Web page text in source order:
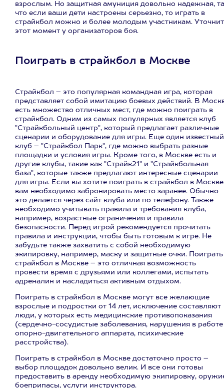
взрослым. Но защитная амуниция довольно надежная,
что если ваши дети настроены серьезно, то играть в
страйкбол можно и более молодым участникам.
этот момент у организаторов боя.
Поиграть в страйкбол в Москве
Страйкбол – это популярная командная игра, которая
представляет собой имитацию боевых действий. В
есть множество отличных мест, где можно поиграть в
страйкбол. Одним из самых популярных является клуб
"Страйкбольный центр", который предлагает различные
сценарии и оборудование для игры. Еще один известный
клуб – "Страйкбол Парк", где можно выбрать разные
площадки и условия игры. Кроме того, в Москве есть и
другие клубы, такие как "Страйк21" и "Страйкбольная
база", которые также предлагают интересные сценарии
для игры. Если вы хотите поиграть в страйкбол в
вам необходимо забронировать место заранее. Обычно
это делается через сайт клуба или по телефону. Также
необходимо учитывать правила и требования клуба,
например, возрастные ограничения и правила
безопасности. Перед игрой рекомендуется прочитать
правила и инструкции, чтобы быть готовым к игре. Не
забудьте также захватить с собой необходимую
экипировку, например, маску и защитные очки. Поиграть
страйкбол в Москве – это отличная возможность
провести время с друзьями или коллегами, испытать
адреналин и насладиться активным отдыхом.
Поиграть в страйкбол в Москве могут все желающие
взрослые и подростки от 14 лет, исключение составляют
люди, у которых есть медицинские противопоказания
(сердечно-сосудистые заболевания, нарушения в работе
опорно-двигательного аппарата, психические
расстройства).
Поиграть в страйкбол в Москве достаточно просто –
выбор площадок довольно велик. И все они готовы
предоставить в аренду необходимую экипировку,
боеприпасы, услуги инструктора.